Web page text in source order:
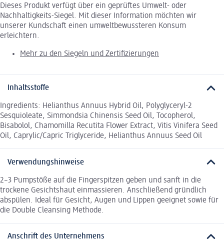
Dieses Produkt verfügt über ein geprüftes Umwelt- oder
Nachhaltigkeits-Siegel. Mit dieser Information möchten wir
unserer Kundschaft einen umweltbewussteren Konsum
erleichtern.
Mehr zu den Siegeln und Zertifizierungen
Inhaltsstoffe
Ingredients: Helianthus Annuus Hybrid Oil, Polyglyceryl-2
Sesquioleate, Simmondsia Chinensis Seed Oil, Tocopherol,
Bisabolol, Chamomilla Recutita Flower Extract, Vitis Vinifera Seed
Oil, Caprylic/Capric Triglyceride, Helianthus Annuus Seed Oil
Verwendungshinweise
2–3 Pumpstöße auf die Fingerspitzen geben und sanft in die
trockene Gesichtshaut einmassieren. Anschließend gründlich
abspülen. Ideal für Gesicht, Augen und Lippen geeignet sowie für
die Double Cleansing Methode.
Anschrift des Unternehmens